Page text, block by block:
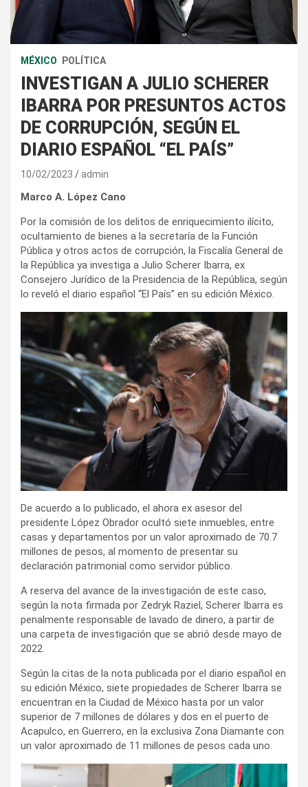
MÉXICO POLÍTICA
INVESTIGAN A JULIO SCHERER
IBARRA POR PRESUNTOS ACTOS
DE CORRUPCIÓN, SEGÚN EL
DIARIO ESPAÑOL “EL PAÍS”
10/02/2023 admin
Marco A. López Cano
Por la comisión de los delitos de enriquecimiento ilícito,
ocultamiento de bienes a la secretaría de la Función
Pública y otros actos de corrupción, la Fiscalía General de
la República ya investiga a Julio Scherer Ibarra, ex
Consejero Jurídico de la Presidencia de la República, según
lo reveló el diario español “El País” en su edición México.
De acuerdo a lo publicado, el ahora ex asesor del
presidente López Obrador ocultó siete inmuebles, entre
casas y departamentos por un valor aproximado de 70.7
millones de pesos, al momento de presentar su
declaración patrimonial como servidor público.
A reserva del avance de la investigación de este caso,
según la nota firmada por Zedryk Raziel, Scherer Ibarra es
penalmente responsable de lavado de dinero, a partir de
una carpeta de investigación que se abrió desde mayo de
2022.
Según la citas de la nota publicada por el diario español en
su edición México, siete propiedades de Scherer Ibarra se
encuentran en la Ciudad de México hasta por un valor
superior de 7 millones de dólares y dos en el puerto de
Acapulco, en Guerrero, en la exclusiva Zona Diamante con
un valor aproximado de 11 millones de pesos cada uno.